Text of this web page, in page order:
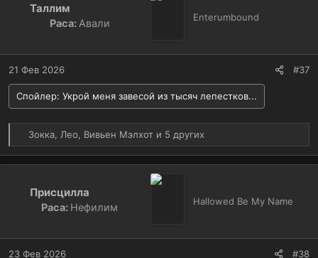
ц
Таллим
Раса:Авали
Enterumbound
21 Фев 2026 #37
Спойлер: Укрой меня завесой из тысяч лепестков...
Р
е
ц
Зокка Лео Вивьен Мэлхот и 5 других
Присцилла
Раса: Нефилим
Hallowed Be My Name
23 Фев 2026 #38